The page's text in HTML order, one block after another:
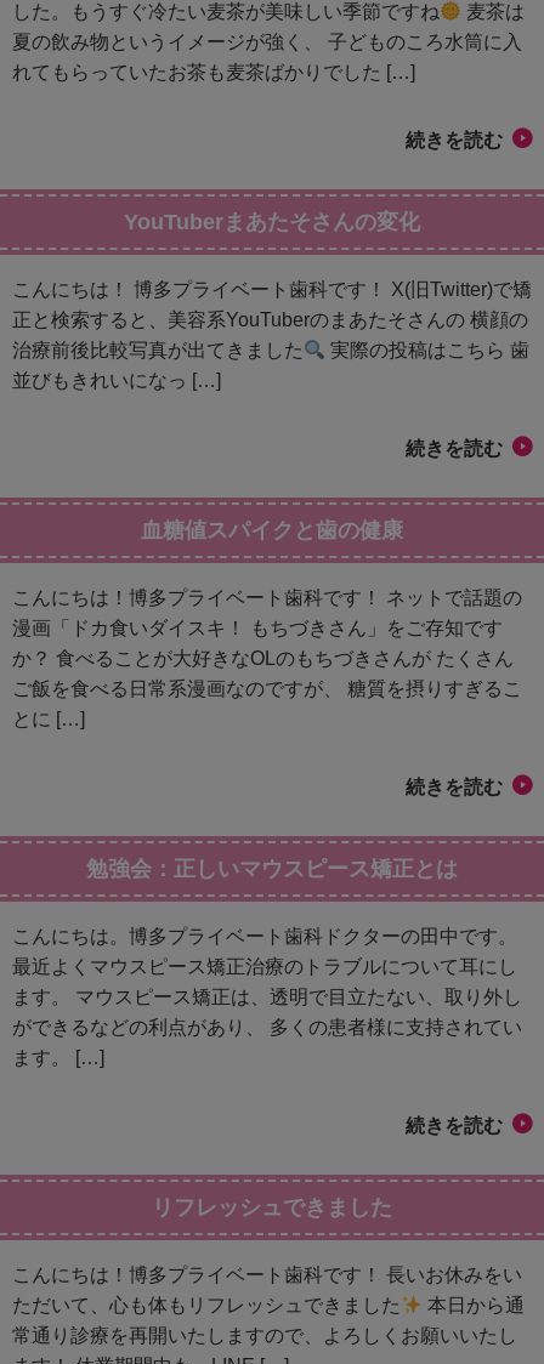
した。もうすぐ冷たい麦茶が美味しい季節ですね
麦茶は
夏の飲み物というイメージが強く、 子どものころ水筒に入
れてもらっていたお茶も麦茶ばかりでした […]
続きを読む
YouTuberまあたそさんの変化
こんにちは！ 博多プライベート歯科です！ X(旧Twitter)で矯
正と検索すると、美容系YouTuberのまあたそさんの 横顔の
治療前後比較写真が出てきました
実際の投稿はこちら 歯
並びもきれいになっ […]
続きを読む
血糖値スパイクと歯の健康
こんにちは！博多プライベート歯科です！ ネットで話題の
漫画「ドカ食いダイスキ！ もちづきさん」をご存知です
か？ 食べることが大好きなOLのもちづきさんが たくさん
ご飯を食べる日常系漫画なのですが、 糖質を摂りすぎるこ
とに […]
続きを読む
勉強会：正しいマウスピース矯正とは
こんにちは。博多プライベート歯科ドクターの田中です。
最近よくマウスピース矯正治療のトラブルについて耳にし
ます。 マウスピース矯正は、透明で目立たない、取り外し
ができるなどの利点があり、 多くの患者様に支持されてい
ます。 […]
続きを読む
リフレッシュできました
こんにちは！博多プライベート歯科です！ 長いお休みをい
ただいて、心も体もリフレッシュできました
本日から通
常通り診療を再開いたしますので、よろしくお願いいたし